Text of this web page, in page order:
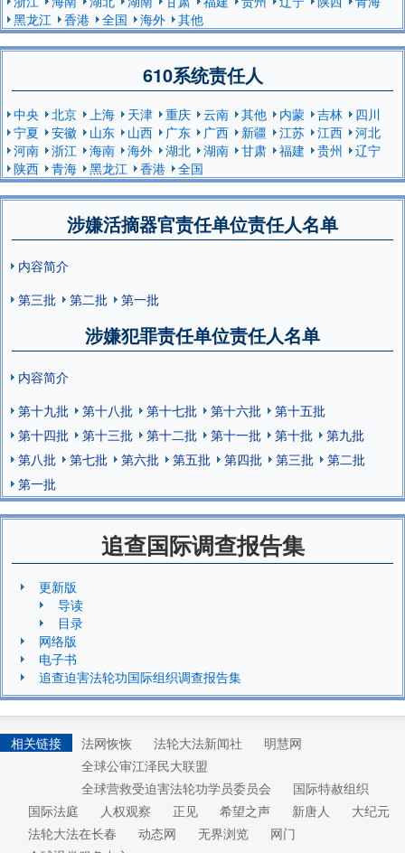
黑龙江
香港 全国 海外 其他
610系统责任人
中央 北京 上海 天津 重庆 云南 其他 内蒙 吉林
四川
宁夏
安徽 山东 山西 广东 广西 新疆 江苏 江西
河北
河南
浙江 海南 海外 湖北 湖南 甘肃 福建 贵州
辽宁
陕西
青海 黑龙江 香港 全国
涉嫌活摘器官责任单位责任人名单
内容简介
第三批
第二批 第一批
涉嫌犯罪责任单位责任人名单
内容简介
第十九批
第十八批 第十七批 第十六批
第十五批
第十四批
第十三批 第十二批 第十一批 第十批
第九批
第八批
第七批 第六批 第五批 第四批 第三批
第二批
第一批
追查国际调查报告集
更新版
导读
目录
网络版
电子书
追查迫害法轮功国际组织调查报告集
相关链接 法网恢恢 法轮大法新闻社
明慧网
全球公审江泽民大联盟
全球营救受迫害法轮功学员委员会
国际特赦组织
国际法庭
人权观察 正见 希望之声 新唐人
大纪元
法轮大法在长春
动态网 无界浏览
网门